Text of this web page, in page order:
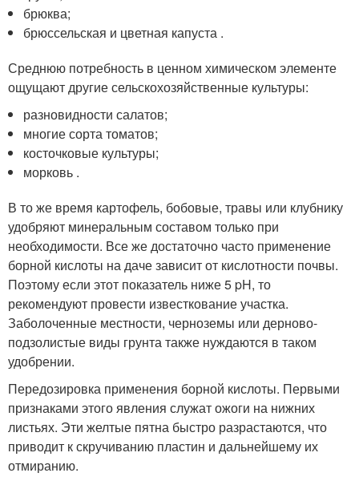
брюква;
брюссельская и цветная капуста .
Среднюю потребность в ценном химическом элементе
ощущают другие сельскохозяйственные культуры:
разновидности салатов;
многие сорта томатов;
косточковые культуры;
морковь .
В то же время картофель, бобовые, травы или клубнику
удобряют минеральным составом только при
необходимости. Все же достаточно часто применение
борной кислоты на даче зависит от кислотности почвы.
Поэтому если этот показатель ниже 5 pH, то
рекомендуют провести известкование участка.
Заболоченные местности, черноземы или дерново-
подзолистые виды грунта также нуждаются в таком
удобрении.
Передозировка применения борной кислоты. Первыми
признаками этого явления служат ожоги на нижних
листьях. Эти желтые пятна быстро разрастаются, что
приводит к скручиванию пластин и дальнейшему их
отмиранию.